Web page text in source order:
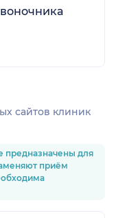
сайтов клиник
предназначены для
приём